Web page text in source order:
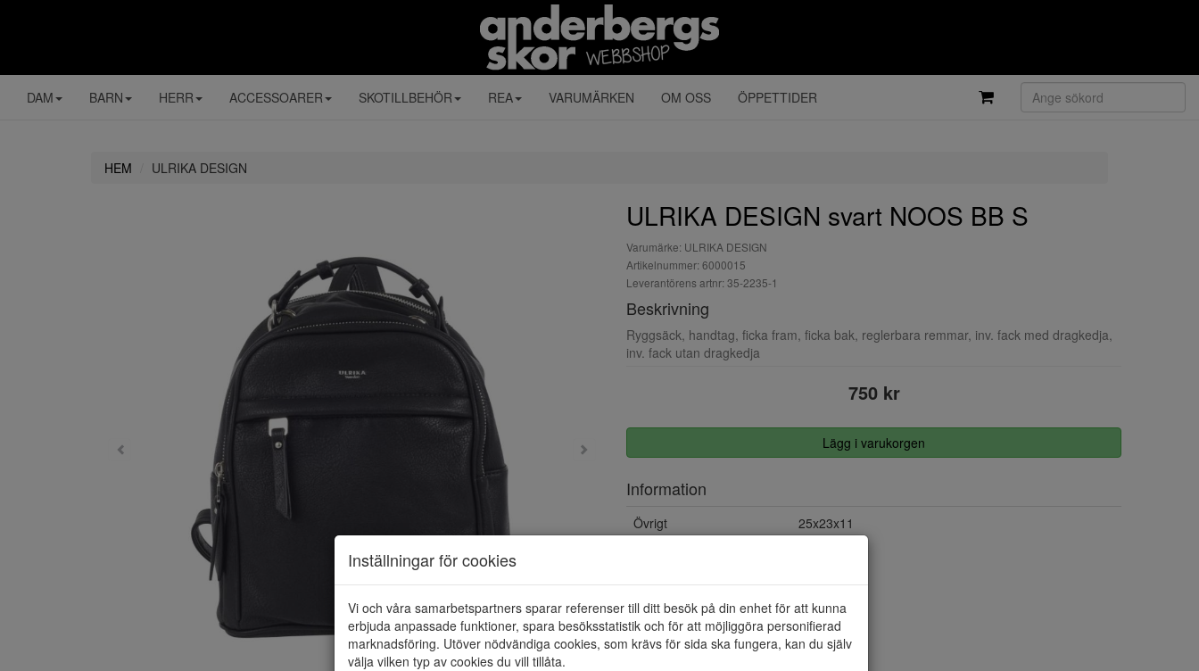
DAM BARN HERR ACCESSOARER SKOTILLBEHÖR REA VARUMÄRKEN OM OSS ÖPPETTIDER
HEM ULRIKA DESIGN
ULRIKA DESIGN svart NOOS BB S
Varumärke: ULRIKA DESIGN
Artikelnummer: 6000015
Leverantörens artnr: 35-2235-1
Beskrivning
Ryggsäck, handtag, ficka fram, ficka bak, reglerbara remmar, inv. fack med dragkedja,
inv. fack utan dragkedja
750 kr
Lägg i varukorgen
Information
Övrigt 25x23x11
Inställningar för cookies
Vi och våra samarbetspartners sparar referenser till ditt besök på din enhet för att kunna
erbjuda anpassade funktioner, spara besöksstatistik och för att möjliggöra personifierad
marknadsföring. Utöver nödvändiga cookies, som krävs för sida ska fungera, kan du själv
välja vilken typ av cookies du vill tillåta.